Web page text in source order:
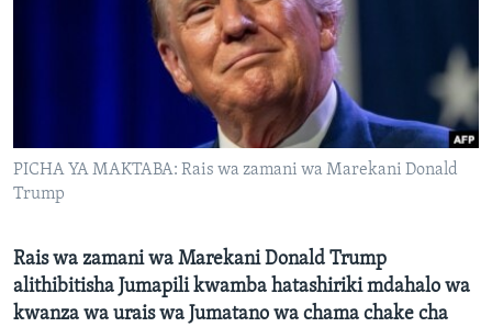
PICHA YA MAKTABA: Rais wa zamani wa Marekani Donald
Trump
Rais wa zamani wa Marekani Donald Trump
alithibitisha Jumapili kwamba hatashiriki mdahalo wa
kwanza wa urais wa Jumatano wa chama chake cha